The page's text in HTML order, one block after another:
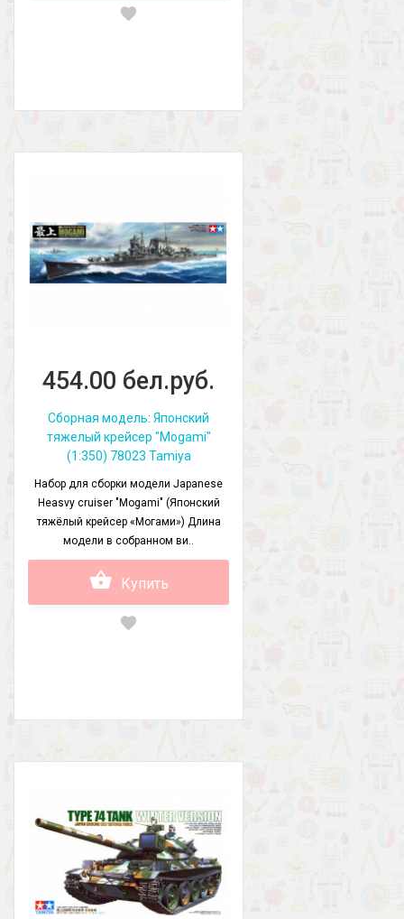
454.00 бел.руб.
Сборная модель: Японский
тяжелый крейсер "Mogami"
(1:350) 78023 Tamiya
Набор для сборки модели Japanese
Heasvy cruiser "Mogami" (Японский
тяжёлый крейсер «Могами») Длина
модели в собранном ви..
Купить